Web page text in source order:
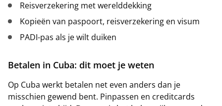
Reisverzekering met werelddekking
Kopieën van paspoort, reisverzekering en visum
PADI-pas als je wilt duiken
Betalen in Cuba: dit moet je weten
Op Cuba werkt betalen net even anders dan je
misschien gewend bent. Pinpassen en creditcards